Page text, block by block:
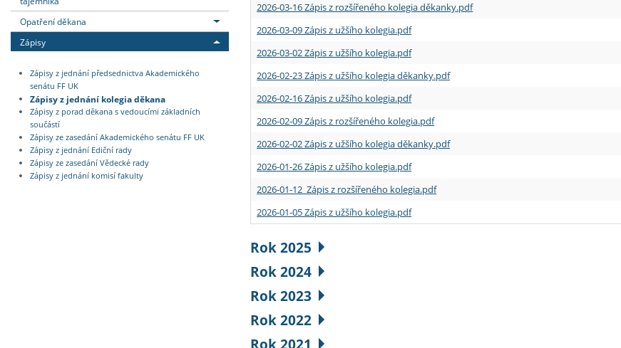
Opatření děkana
Zápisy
Zápisy z jednání předsednictva Akademického
senátu FF UK
Zápisy z jednání kolegia děkana
Zápisy z porad děkana s vedoucími základních
součástí
Zápisy ze zasedání Akademického senátu FF UK
Zápisy z jednání Ediční rady
Zápisy ze zasedání Vědecké rady
Zápisy z jednání komisí fakulty
2026-03-16 Zápis z rozšířeného kolegia děkanky.pdf
2026-03-09 Zápis z užšího kolegia.pdf
2026-03-02 Zápis z užšího kolegia.pdf
2026-02-23 Zápis z užšího kolegia děkanky.pdf
2026-02-16 Zápis z užšího kolegia.pdf
2026-02-09 Zápis z rozšířeného kolegia.pdf
2026-02-02 Zápis z užšího kolegia děkanky.pdf
2026-01-26 Zápis z užšího kolegia.pdf
2026-01-12 Zápis z rozšířeného kolegia.pdf
2026-01-05 Zápis z užšího kolegia.pdf
Rok 2025
Rok 2024
Rok 2023
Rok 2022
Rok 2021